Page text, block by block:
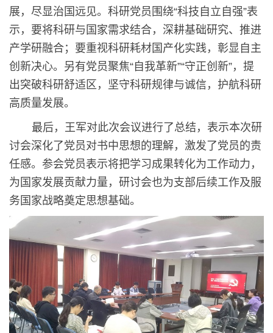
展，尽显治国远见。科研党员围绕“科技自立自强”表
示，要将科研与国家需求结合，深耕基础研究、推进
产学研融合；要重视科研耗材国产化实践，彰显自主
创新决心。另有党员聚焦“自我革新”“守正创新”，提
出突破科研舒适区，坚守科研规律与诚信，护航科研
高质量发展。
最后，王军对此次会议进行了总结，表示本次研
讨会深化了党员对书中思想的理解，激发了党员的责
任感。参会党员表示将把学习成果转化为工作动力，
为国家发展贡献力量，研讨会也为支部后续工作及服
务国家战略奠定思想基础。